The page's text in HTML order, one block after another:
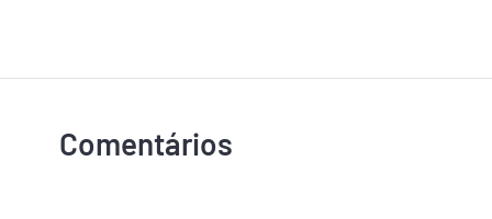
Comentários